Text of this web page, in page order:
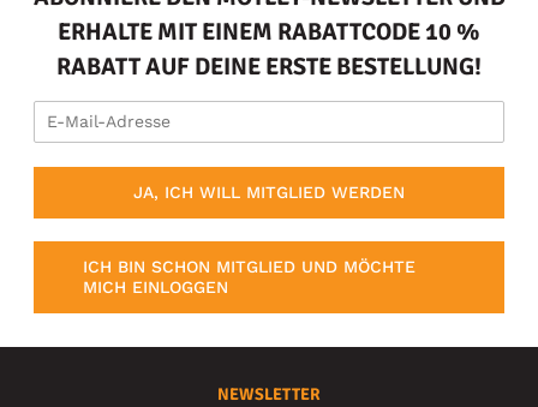
ERHALTE MIT EINEM RABATTCODE 10 %
RABATT AUF DEINE ERSTE BESTELLUNG!
JA, ICH WILL MITGLIED WERDEN
ICH BIN SCHON MITGLIED UND MÖCHTE
MICH EINLOGGEN
NEWSLETTER